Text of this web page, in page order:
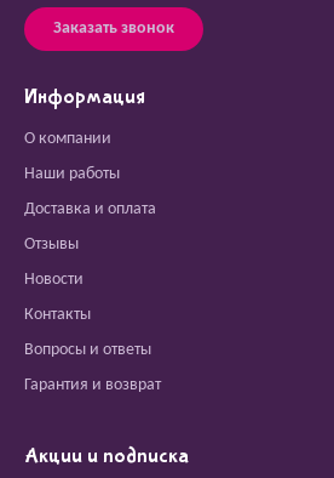
Заказать звонок
Информация
О компании
Наши работы
Доставка и оплата
Отзывы
Новости
Контакты
Вопросы и ответы
Гарантия и возврат
Акции и подписка